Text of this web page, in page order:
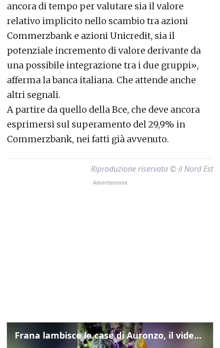
ancora di tempo per valutare sia il valore
relativo implicito nello scambio tra azioni
Commerzbank e azioni Unicredit, sia il
potenziale incremento di valore derivante da
una possibile integrazione tra i due gruppi»,
afferma la banca italiana. Che attende anche
altri segnali.
A partire da quello della Bce, che deve ancora
esprimersi sul superamento del 29,9% in
Commerzbank, nei fatti già avvenuto.
Riproduzione riservata © il Nord Est
Frana lambisce le case di Auronzo, il video dall'elicottero dei vigili del fuoco